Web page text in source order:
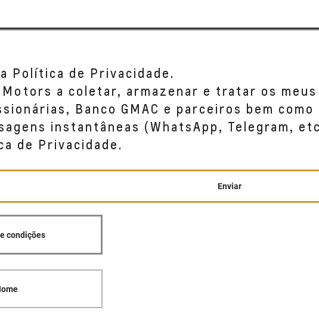
Política de Privacidade.
a coletar, armazenar e tratar os
Banco GMAC e parceiros bem
instantâneas (WhatsApp, Telegram,
de Privacidade.
Enviar
condições